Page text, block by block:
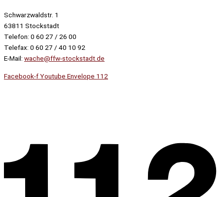
Schwarzwaldstr. 1
63811 Stockstadt
Telefon: 0 60 27 / 26 00
Telefax: 0 60 27 / 40 10 92
E-Mail: wache@ffw-stockstadt.de
Facebook-fYoutube Envelope 112